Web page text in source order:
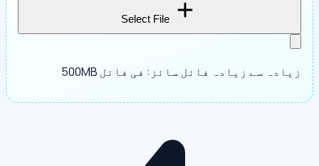
زیادہ سے زیادہ فائل سائز: فی فائل 500MB